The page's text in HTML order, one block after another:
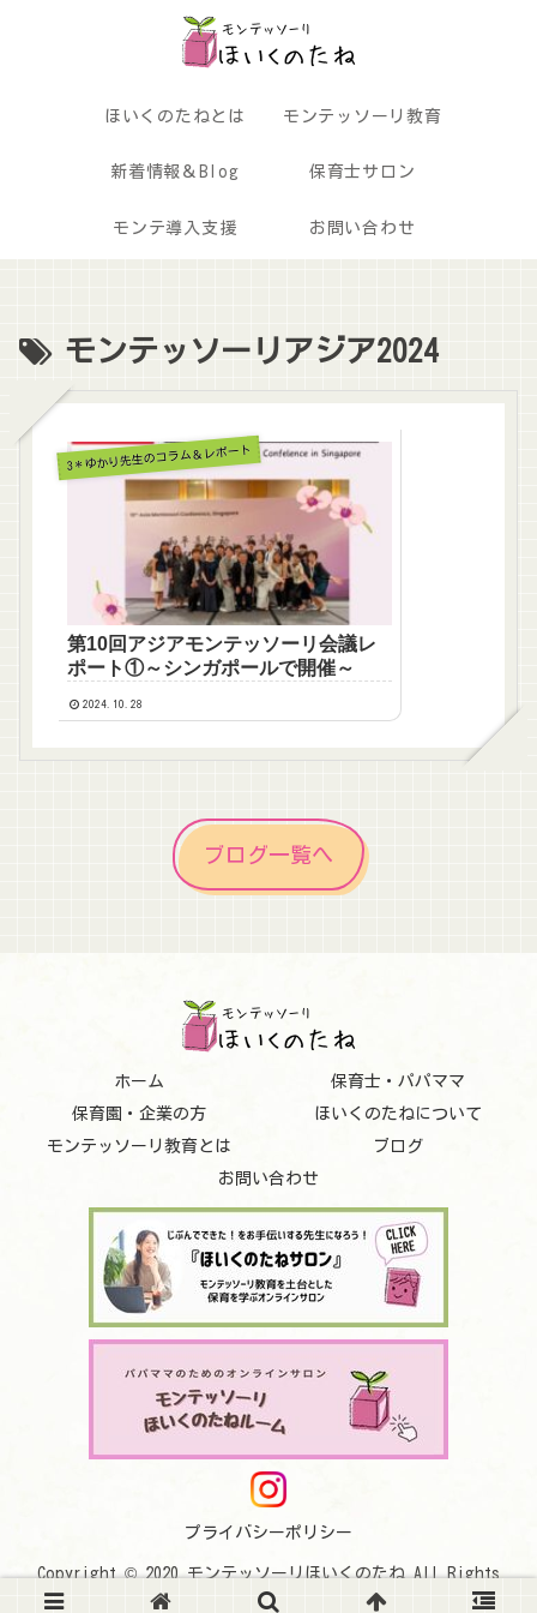
ほいくのたねとは モンテッソーリ教育
新着情報＆Blog 保育士サロン
モンテ導入支援 お問い合わせ
モンテッソーリアジア2024
3＊ゆかり先生のコラム＆レポート
第10回アジアモンテッソーリ会議レ
ポート①～シンガポールで開催～
2024.10.28
ブログ一覧へ
ホーム
保育士・パパママ
保育園・企業の方
ほいくのたねについて
モンテッソーリ教育とは
ブログ
お問い合わせ
プライバシーポリシー
Copyright © 2020 モンテッソーリほいくのたね All Rights
Reserved.